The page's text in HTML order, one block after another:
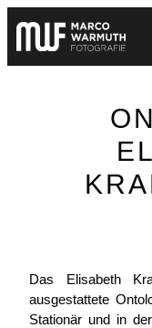
Zum
Inhalt
springen
Das Elisabeth
ausgestattete
Stationär und in